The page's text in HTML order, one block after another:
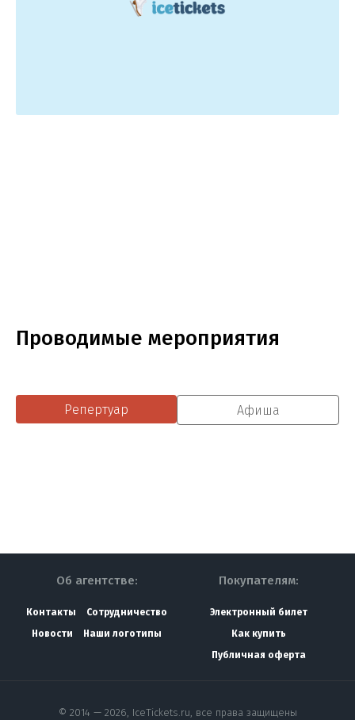
Проводимые мероприятия
Репертуар Афиша
Об агентстве:
Контакты
Сотрудничество
Новости
Наши логотипы
Покупателям:
Электронный билет
Как купить
Публичная оферта
© 2014 — 2026, IceTickets.ru, все права защищены